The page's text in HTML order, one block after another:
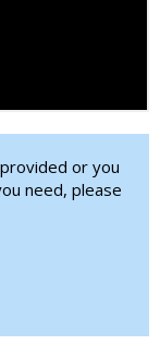
or you
need, please